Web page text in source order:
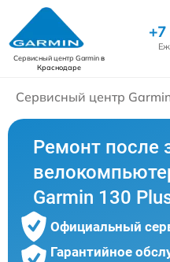
Сервисный центр Garminв
Краснодаре
Сервисный центр
Ремонт после
Garmin 130
Официальный
Гарантийное